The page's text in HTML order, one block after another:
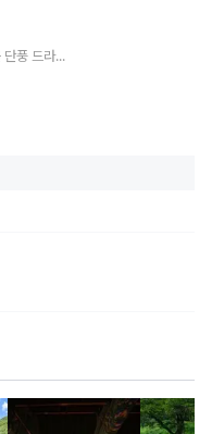
"단풍 절정기에는 차량이 3배나 많아져요" 가을 단풍 드라이브 코스로 점점 알려지는 도마령